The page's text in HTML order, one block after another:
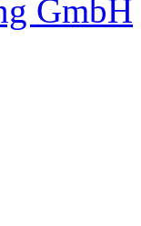
GmbH